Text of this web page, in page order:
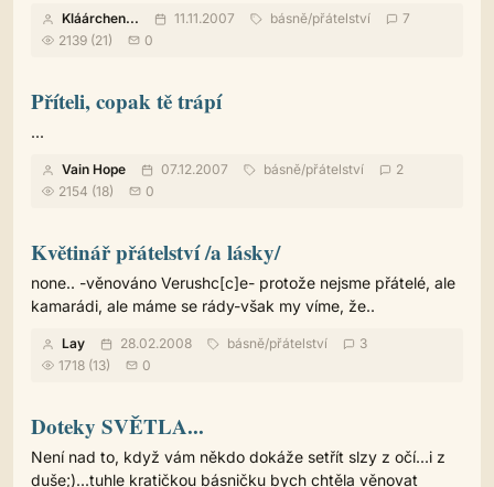
Kláárchen... 11.11.2007 básně/přátelství
7
2139 (21)
0
Příteli, copak tě trápí
...
Vain Hope 07.12.2007 básně/přátelství
2
2154 (18)
0
Květinář přátelství /a lásky/
none.. -věnováno Verushc[c]e- protože nejsme přátelé, ale
kamarádi, ale máme se rády-však my víme, že..
Lay 28.02.2008 básně/přátelství
3
1718 (13)
0
Doteky SVĚTLA...
Není nad to, když vám někdo dokáže setřít slzy z očí...i z
duše;)...tuhle kratičkou básničku bych chtěla věnovat